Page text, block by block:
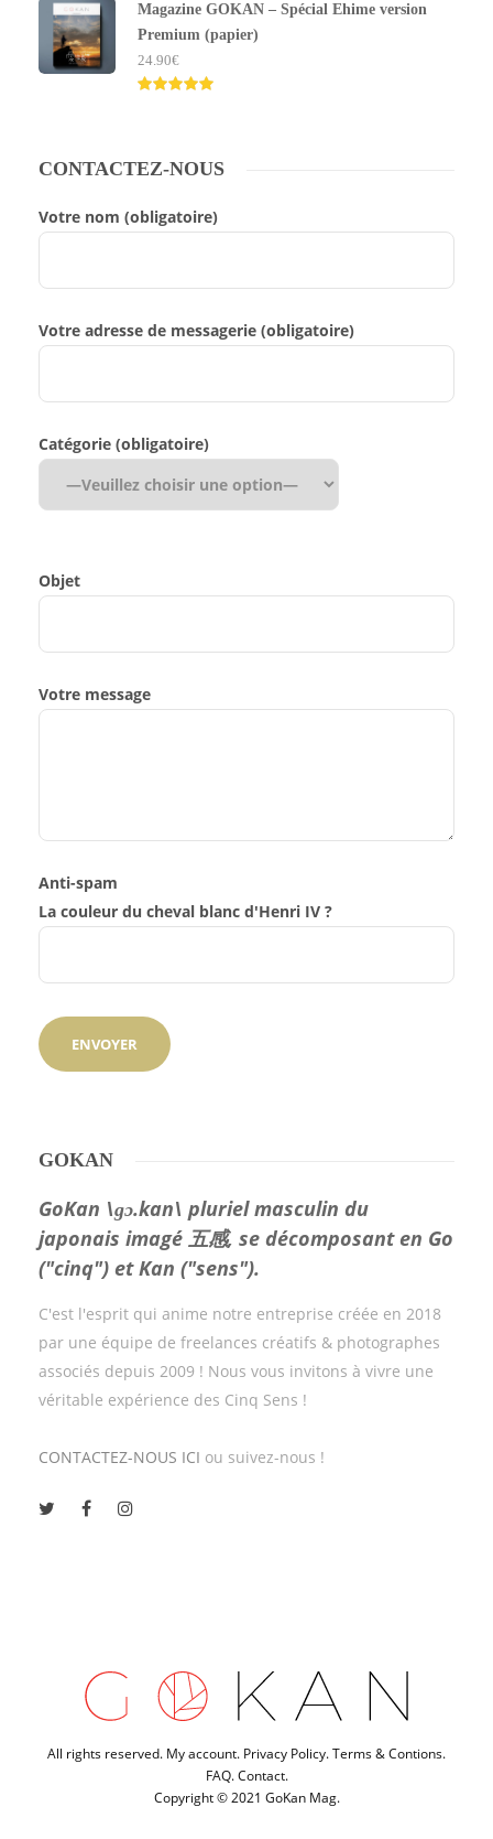
sur 5
Magazine GOKAN – Spécial Ehime version
Premium (papier)
24.90€
CONTACTEZ-NOUS
Votre nom (obligatoire)
Votre adresse de messagerie (obligatoire)
Catégorie (obligatoire)
Objet
Votre message
Anti-spam
La couleur du cheval blanc d'Henri IV ?
GOKAN
GoKan \ɡɔ.kan\ pluriel masculin du
japonais imagé 五感, se décomposant en Go
("cinq") et Kan ("sens").
C'est l'esprit qui anime notre entreprise créée en 2018
par une équipe de freelances créatifs & photographes
associés depuis 2009 ! Nous vous invitons à vivre une
véritable expérience des Cinq Sens !
CONTACTEZ-NOUS ICI ou suivez-nous !
All rights reserved. My account. Privacy Policy.Terms & Contions.
FAQ.Contact.
Copyright © 2021 GoKan Mag.